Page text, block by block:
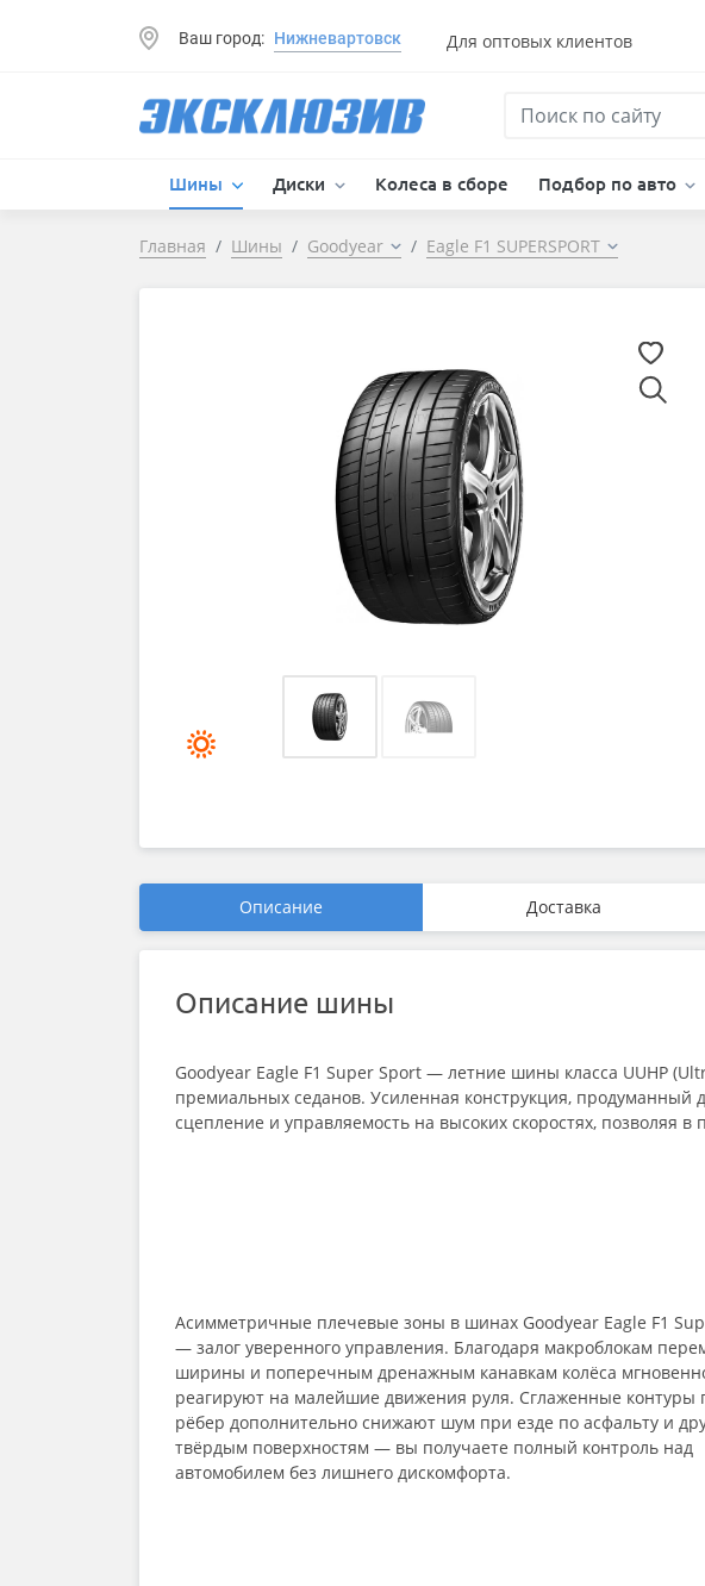
Ваш город: Нижневартовск Для оптовых клиентов
Шины Диски Колеса в сборе Подбор по авто
Главная Шины Goodyear Eagle F1 SUPERSPORT
Описание Доставка
Описание шины
Goodyear Eagle F1 Super Sport — летние шины класса UUHP
премиальных седанов. Усиленная конструкция, продуманный
сцепление и управляемость на высоких скоростях, позволяя
Асимметричные плечевые зоны в шинах Goodyear Eagle F1
— залог уверенного управления. Благодаря макроблокам
ширины и поперечным дренажным канавкам колёса
реагируют на малейшие движения руля. Сглаженные контуры
рёбер дополнительно снижают шум при езде по асфальту и
твёрдым поверхностям — вы получаете полный контроль над
автомобилем без лишнего дискомфорта.